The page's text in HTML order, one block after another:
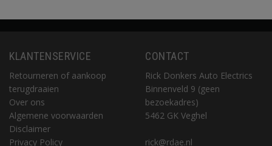
KLANTENSERVICE
Retourneren of aankoop
terugdraaien
Over ons
Algemene voorwaarden
Disclaimer
Privacy Policy
CONTACT
Rick Donkers Auto Electrics
Binnenveld 9 (geen
bezoekadres)
5462 GK Veghel
rick@rdae.nl